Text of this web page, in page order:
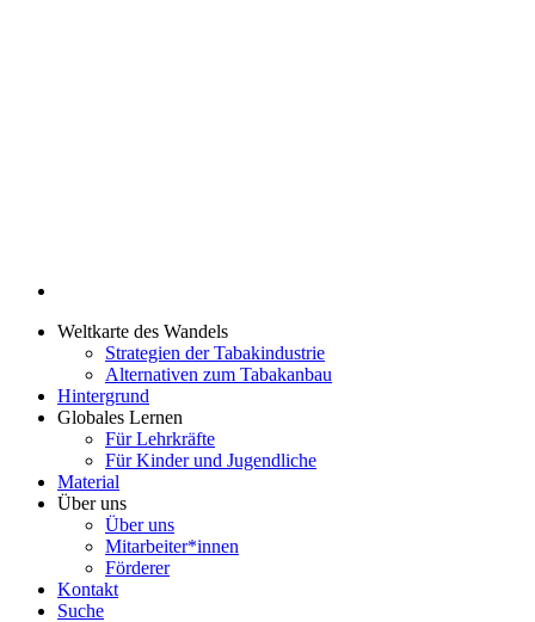
Weltkarte des Wandels
Strategien der Tabakindustrie
Alternativen zum Tabakanbau
Hintergrund
Globales Lernen
Für Lehrkräfte
Für Kinder und Jugendliche
Material
Über uns
Über uns
Mitarbeiter*innen
Förderer
Kontakt
Suche